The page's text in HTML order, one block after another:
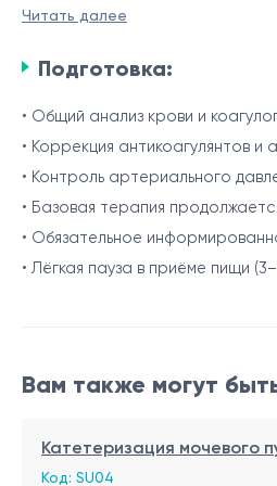
Задействованные
• Почечная паренхима
• Надпочечник —
• Забрюшинное
Роль
• Установление этиологии
• Определение активности и
• Диагностика очаговых
• Нефротический или
• Подозрение на очаговые
• Очаговые образования
Противопоказания
Читать далее
Подготовка:
• Общий анализ крови и
• Коррекция антикоагулянтов
• Контроль артериального
• Базовая терапия
• Обязательное
• Лёгкая пауза в приёме пищи
Вам также могут
Катетеризация мочевого
Код: SU04